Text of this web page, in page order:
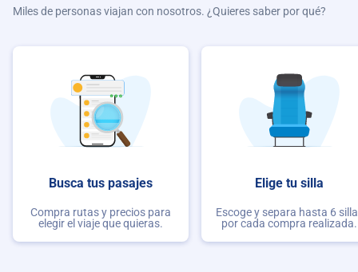
Miles de personas viajan con nosotros. ¿Quieres saber por qué?
Busca tus pasajes
Compra rutas y precios para
elegir el viaje que quieras.
Elige tu silla
Escoge y separa hasta 6
por cada compra realizada.